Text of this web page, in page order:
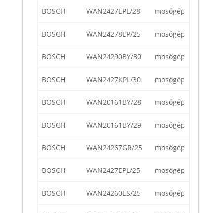
BOSCH WAN2427EPL/28 mosógép
BOSCH WAN24278EP/25 mosógép
BOSCH WAN24290BY/30 mosógép
BOSCH WAN2427KPL/30 mosógép
BOSCH WAN20161BY/28 mosógép
BOSCH WAN20161BY/29 mosógép
BOSCH WAN24267GR/25 mosógép
BOSCH WAN2427EPL/25 mosógép
BOSCH WAN24260ES/25 mosógép